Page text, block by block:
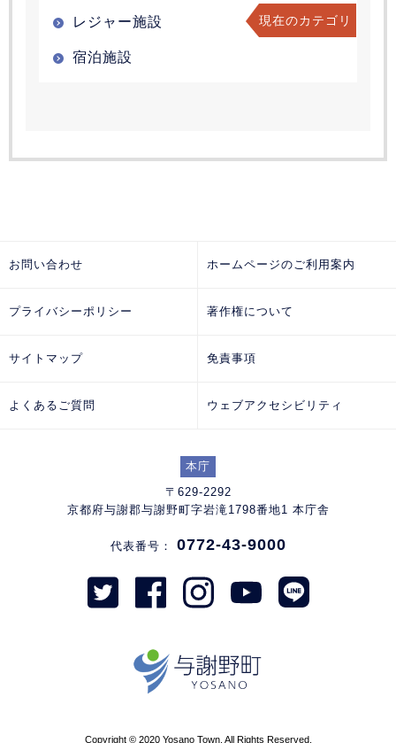
レジャー施設 現在のカテゴリ
宿泊施設
本庁
〒629-2292
京都府与謝郡与謝野町字岩滝1798番地1 本庁舎
代表番号： 0772-43-9000
お問い合わせ ホームページのご利用案内
プライバシーポリシー 著作権について
サイトマップ 免責事項
よくあるご質問 ウェブアクセシビリティ
Copyright © 2020 Yosano Town. All Rights Reserved.